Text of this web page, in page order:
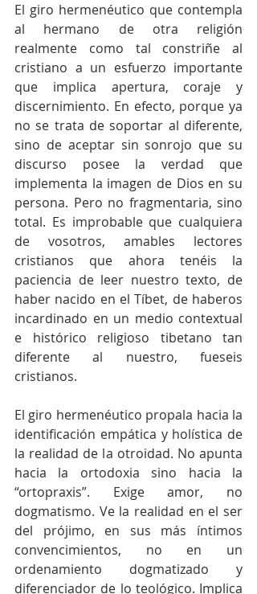
El giro hermenéutico que contempla
al hermano de otra religión
realmente como tal constriñe al
cristiano a un esfuerzo importante
que implica apertura, coraje y
discernimiento. En efecto, porque ya
no se trata de soportar al diferente,
sino de aceptar sin sonrojo que su
discurso posee la verdad que
implementa la imagen de Dios en su
persona. Pero no fragmentaria, sino
total. Es improbable que cualquiera
de vosotros, amables lectores
cristianos que ahora tenéis la
paciencia de leer nuestro texto, de
haber nacido en el Tíbet, de haberos
incardinado en un medio contextual
e histórico religioso tibetano tan
diferente al nuestro, fueseis
cristianos.
El giro hermenéutico propala hacia la
identificación empática y holística de
la realidad de la otroidad. No apunta
hacia la ortodoxia sino hacia la
“ortopraxis”. Exige amor, no
dogmatismo. Ve la realidad en el ser
del prójimo, en sus más íntimos
convencimientos, no en un
ordenamiento dogmatizado y
diferenciador de lo teológico. Implica